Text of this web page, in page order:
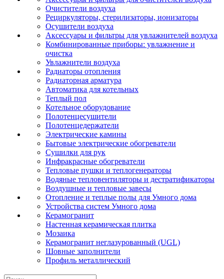
Очистители воздуха
Рециркуляторы, стерилизаторы, ионизаторы
Осушители воздуха
Аксессуары и фильтры для увлажнителей воздуха
Комбинированные приборы: увлажнение и
очистка
Увлажнители воздуха
Радиаторы отопления
Радиаторная арматура
Автоматика для котельных
Теплый пол
Котельное оборудование
Полотенцесушители
Полотенцедержатели
Электрические камины
Бытовые электрические обогреватели
Сушилки для рук
Инфракрасные обогреватели
Тепловые пушки и теплогенераторы
Водяные тепловентиляторы и дестратификаторы
Воздушные и тепловые завесы
Отопление и теплые полы для Умного дома
Устройства систем Умного дома
Керамогранит
Настенная керамическая плитка
Мозаика
Керамогранит неглазурованный (UGL)
Шовные заполнители
Профиль металлический